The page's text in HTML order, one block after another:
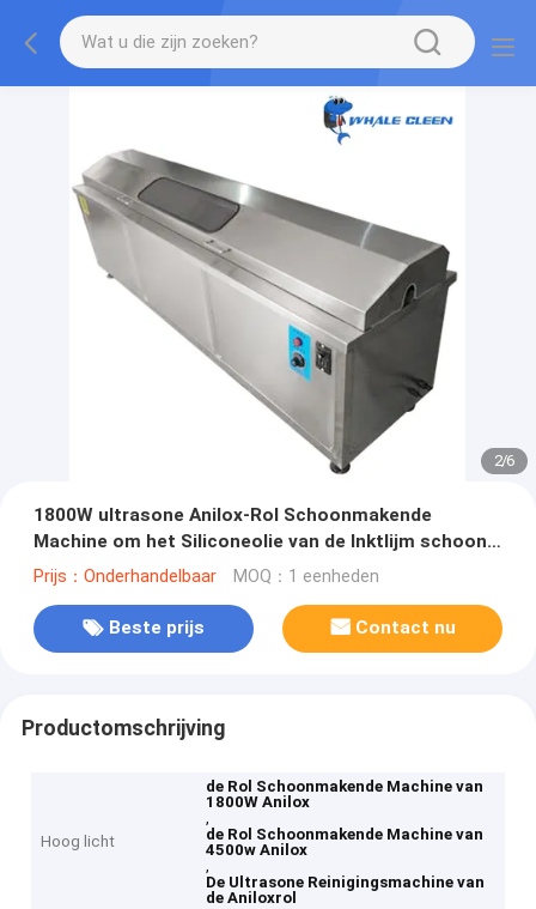
2/6
1800W ultrasone Anilox-Rol Schoonmakende
Machine om het Siliconeolie van de Inktlijm schoon
te maken
Prijs：Onderhandelbaar MOQ：1 eenheden
Beste prijs Contact nu
Productomschrijving
Hoog licht
de Rol Schoonmakende Machine van
1800W Anilox
,
de Rol Schoonmakende Machine van
4500w Anilox
,
De Ultrasone Reinigingsmachine van
de Aniloxrol